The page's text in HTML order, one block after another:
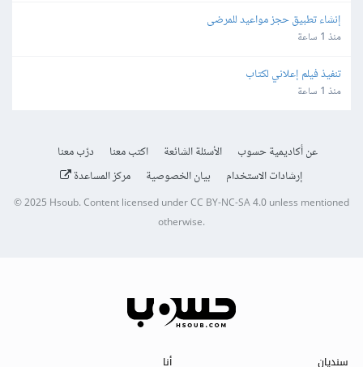
إنشاء تطبيق حجز مواعيد للمرضى
منذ 1 ساعة
تنفيذ فيلم إعلاني لكتاب
منذ 1 ساعة
عن أكاديمية حسوب الأسئلة الشائعة اكتب معنا
درّب معنا
إرشادات الاستخدام
بيان الخصوصية مركز المساعدة
© 2025 Hsoub.Content licensed underCC BY-NC-SA 4.0unless mentioned
otherwise.